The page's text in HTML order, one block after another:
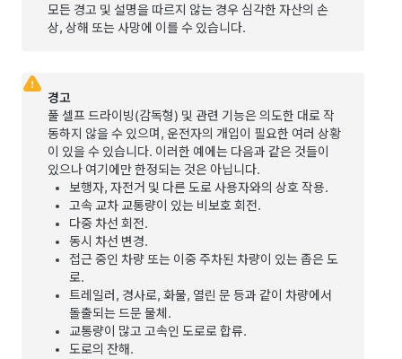
모든 경고 및 설명을 따르지 않는 경우 심각한 자산의 손
상, 상해 또는 사망에 이를 수 있습니다.
경고
풀 셀프 드라이빙(감독형) 및 관련 기능은 의도한 대로 작
동하지 않을 수 있으며, 운전자의 개입이 필요한 여러 상황
이 있을 수 있습니다. 이러한 예에는 다음과 같은 것들이
있으나 여기에만 한정되는 것은 아닙니다.
보행자, 자전거 및 다른 도로 사용자와의 상호 작용.
고속 교차 교통량이 있는 비보호 회전.
다중 차선 회전.
동시 차선 변경.
접근 중인 차량 또는 이중 주차된 차량이 있는 좁은 도
로.
트레일러, 경사로, 화물, 열린 문 등과 같이 차량에서
돌출되는 드문 물체.
교통량이 많고 고속인 도로로 합류.
도로의 잔해.